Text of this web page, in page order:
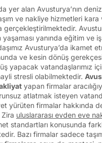
yer alan Avusturya’nın
ve nakliye hizmetleri
gerçekleştirilmektedir.
yanında eğitim ve
Avusturya’da ikamet
ve kesin dönüş
yapacak vatandaşlarımız
stresli olabilmektedir.
yapan firmalar
atlatmak isteyen
yürüten firmalar hakkında
uluslararası evden eve
standartları konusunda
Bazı firmalar sadece